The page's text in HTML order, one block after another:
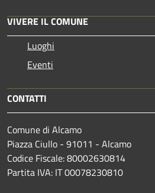
VIVERE IL COMUNE
Luoghi
Eventi
CONTATTI
Comune di Alcamo
Piazza Ciullo - 91011 - Alcamo
Codice Fiscale: 80002630814
Partita IVA: IT 00078230810